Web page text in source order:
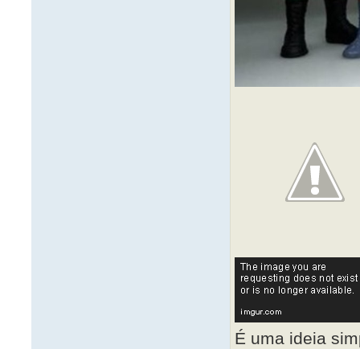
É uma ideia